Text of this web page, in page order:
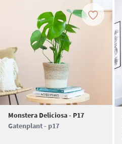
Monstera Deliciosa - P17
Gatenplant - p17